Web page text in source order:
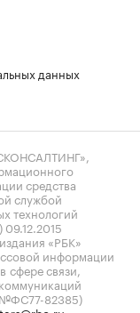
данных
средства
службой
технологий
«РБК»
информации
связи,
№ФС77-82385)